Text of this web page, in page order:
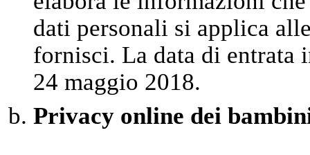
dati personali si applica
fornisci. La data di entrata
24 maggio 2018.
Privacy online dei